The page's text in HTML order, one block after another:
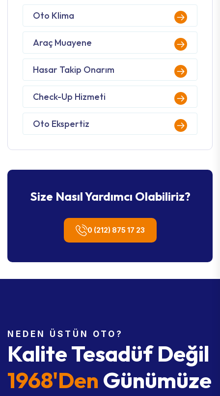
Oto Klima
Araç Muayene
Hasar Takip Onarım
Check-Up Hizmeti
Oto Ekspertiz
Size Nasıl Yardımcı Olabiliriz?
0 (212) 875 17 23
NEDEN ÜSTÜN OTO?
Kalite Tesadüf Değil
1968'den Günümüze